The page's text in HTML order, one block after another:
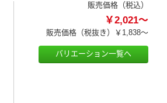
販売価格（税込）
￥2,021～
販売価格（税抜き） ￥1,838～
バリエーション一覧へ